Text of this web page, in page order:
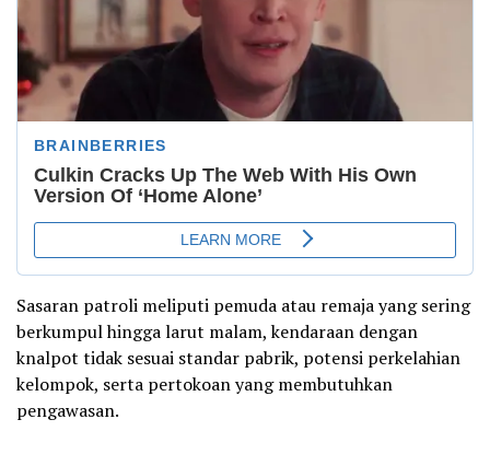
Sasaran patroli meliputi pemuda atau remaja yang sering
berkumpul hingga larut malam, kendaraan dengan
knalpot tidak sesuai standar pabrik, potensi perkelahian
kelompok, serta pertokoan yang membutuhkan
pengawasan.